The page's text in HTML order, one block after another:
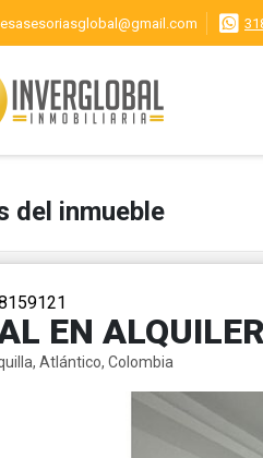
del inmueble
EN
Atlántico, Colombia